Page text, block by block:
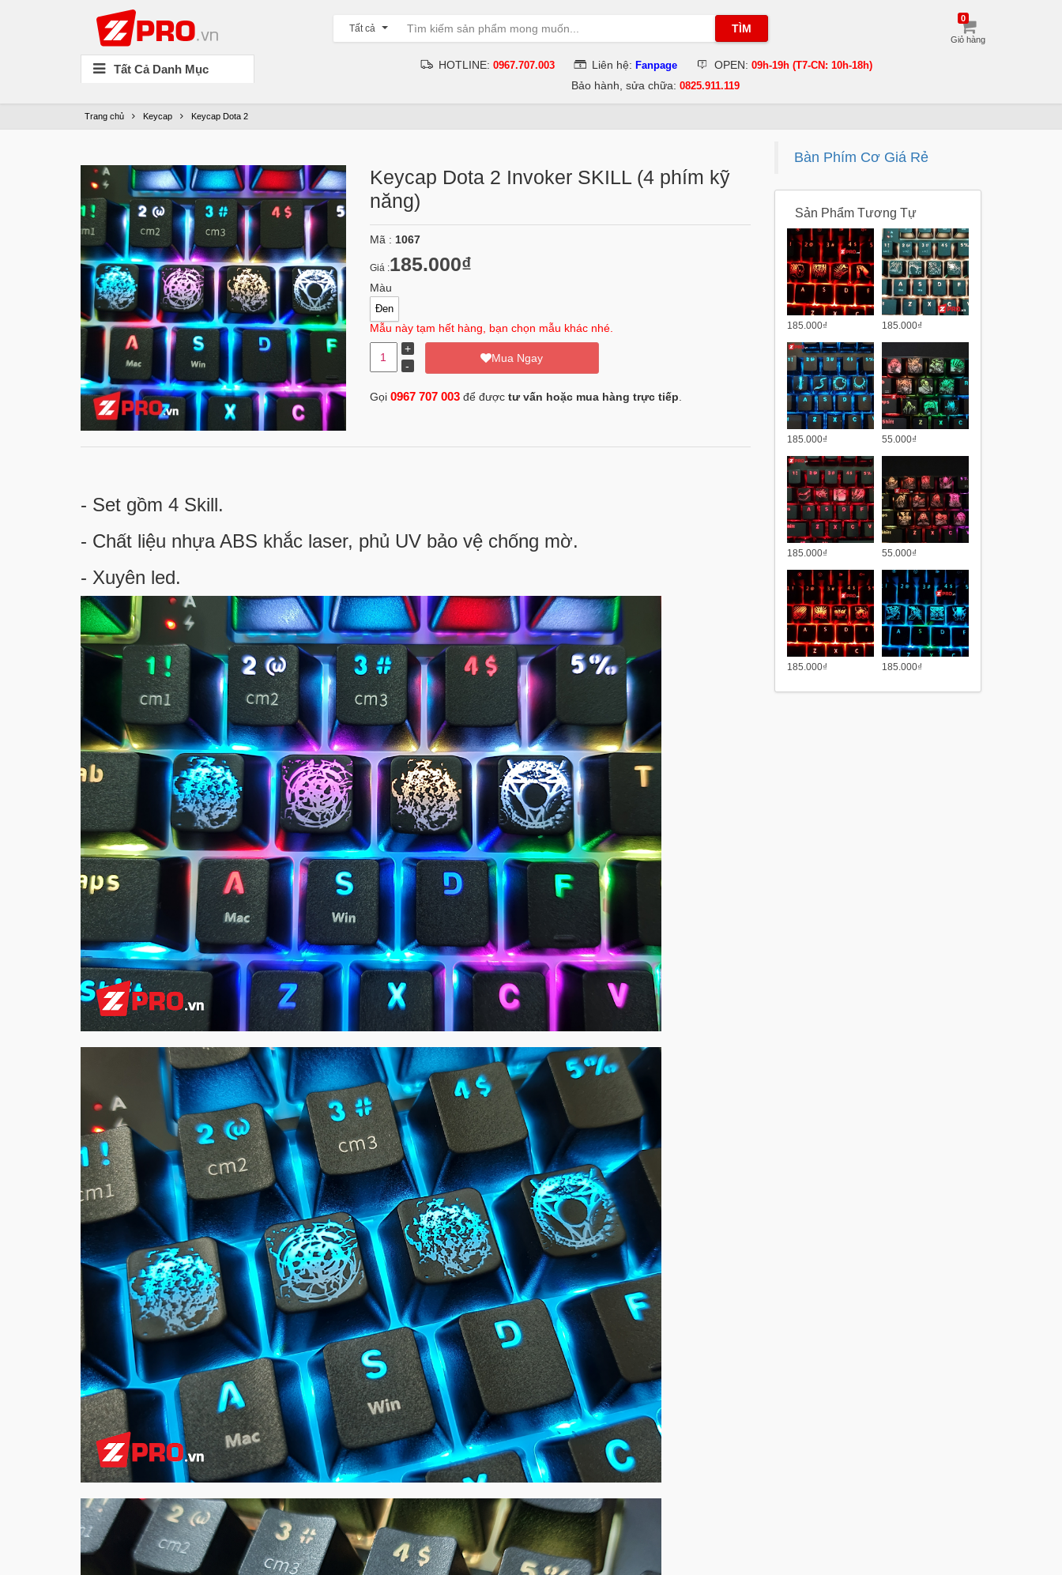
Tất cả TÌM
Giỏ hàng
0
Tất Cả Danh Mục HOTLINE:0967.707.003 Liên hệ:Fanpage OPEN:09h-19h (T7-CN: 10h-18h)
Bảo hành, sửa chữa:0825.911.119
Trang chủ Keycap Keycap Dota 2
Keycap Dota 2 Invoker SKILL (4 phím kỹ
năng)
Mã : 1067
Giá :185.000₫
Màu
Đen
Mẫu này tạm hết hàng, bạn chọn mẫu khác nhé.
Mua Ngay
Gọi 0967 707 003để được tư vấn hoặc mua hàng trực tiếp
- Set gồm 4 Skill.
- Chất liệu nhựa ABS khắc laser, phủ UV bảo vệ chống mờ.
- Xuyên led.
Bàn Phím Cơ Giá Rẻ
Sản Phẩm Tương Tự
185.000₫ 185.000₫
185.000₫ 55.000₫
185.000₫ 55.000₫
185.000₫ 185.000₫